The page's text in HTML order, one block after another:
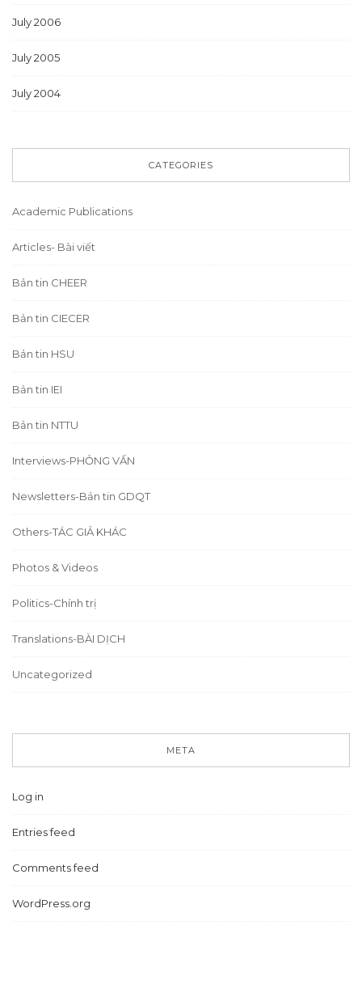
July 2006
July 2005
July 2004
CATEGORIES
Academic Publications
Articles- Bài viết
Bản tin CHEER
Bản tin CIECER
Bản tin HSU
Bản tin IEI
Bản tin NTTU
Interviews-PHỎNG VẤN
Newsletters-Bản tin GDQT
Others-TÁC GIẢ KHÁC
Photos & Videos
Politics-Chính trị
Translations-BÀI DỊCH
Uncategorized
META
Log in
Entries feed
Comments feed
WordPress.org